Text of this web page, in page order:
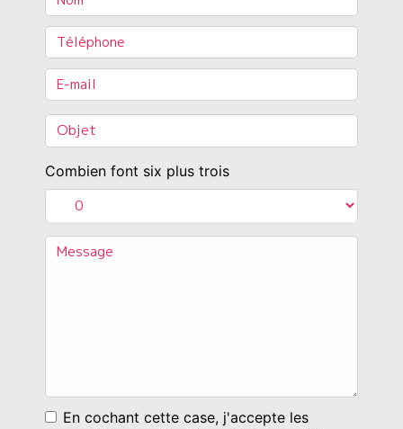
Combien font six plus trois
En cochant cette case, j'accepte les